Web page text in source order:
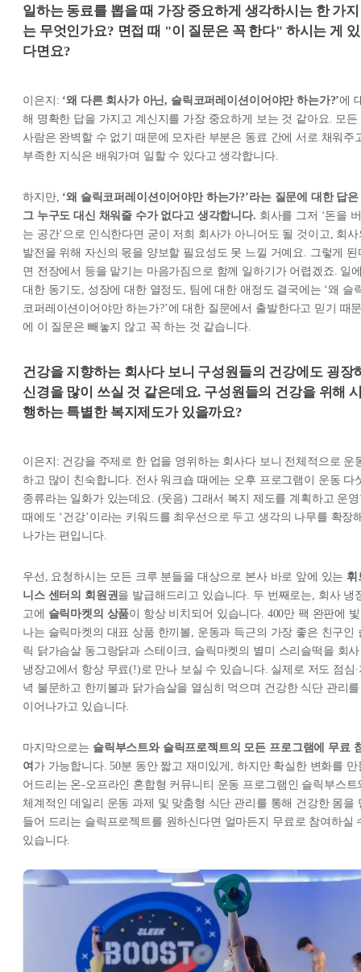
일하는 동료를 뽑을 때 가장 중요하게 생각하시는 한 가지
는 무엇인가요? 면접 때 "이 질문은 꼭 한다" 하시는 게 있
다면요?
이은지: ‘왜 다른 회사가 아닌, 슬릭코퍼레이션이어야만 하는가?’에
해 명확한 답을 가지고 계신지를 가장 중요하게 보는 것 같아요. 모든
사람은 완벽할 수 없기 때문에 모자란 부분은 동료 간에 서로 채워주
부족한 지식은 배워가며 일할 수 있다고 생각합니다.
하지만, ‘왜 슬릭코퍼레이션이어야만 하는가?’라는 질문에 대한 답은
그 누구도 대신 채워줄 수가 없다고 생각합니다. 회사를 그저 ‘돈을 버
는 공간’으로 인식한다면 굳이 저희 회사가 아니어도 될 것이고, 회사
발전을 위해 자신의 몫을 양보할 필요성도 못 느낄 거예요. 그렇게 된
면 전장에서 등을 맡기는 마음가짐으로 함께 일하기가 어렵겠죠. 일
대한 동기도, 성장에 대한 열정도, 팀에 대한 애정도 결국에는 ‘왜 슬
코퍼레이션이어야만 하는가?’에 대한 질문에서 출발한다고 믿기 때
에 이 질문은 빼놓지 않고 꼭 하는 것 같습니다.
건강을 지향하는 회사다 보니 구성원들의 건강에도 굉장
신경을 많이 쓰실 것 같은데요. 구성원들의 건강을 위해
행하는 특별한 복지제도가 있을까요?
이은지: 건강을 주제로 한 업을 영위하는 회사다 보니 전체적으로 운
하고 많이 친숙합니다. 전사 워크숍 때에는 오후 프로그램이 운동 다
종류라는 일화가 있는데요. (웃음) 그래서 복지 제도를 계획하고 운
때에도 ‘건강’이라는 키워드를 최우선으로 두고 생각의 나무를 확장
나가는 편입니다.
우선, 요청하시는 모든 크루 분들을 대상으로 본사 바로 앞에 있는 휘
니스 센터의 회원권 을 발급해드리고 있습니다. 두 번째로는, 회사 냉
고에 슬릭마켓의 상품이 항상 비치되어 있습니다. 400만 팩 완판에 빛
나는 슬릭마켓의 대표 상품 한끼볼, 운동과 득근의 가장 좋은 친구인
릭 닭가슴살 동그랑닭과 스테이크, 슬릭마켓의 별미 스리슬떡을 회사
냉장고에서 항상 무료(!)로 만나 보실 수 있습니다. 실제로 저도 점심∙
녁 불문하고 한끼볼과 닭가슴살을 열심히 먹으며 건강한 식단 관리를
이어나가고 있습니다.
마지막으로는 슬릭부스트와 슬릭프로젝트의 모든 프로그램에 무료
여 가 가능합니다. 50분 동안 짧고 재미있게, 하지만 확실한 변화를 만
어드리는 온-오프라인 혼합형 커뮤니티 운동 프로그램인 슬릭부스트
체계적인 데일리 운동 과제 및 맞춤형 식단 관리를 통해 건강한 몸을
들어 드리는 슬릭프로젝트를 원하신다면 얼마든지 무료로 참여하실
있습니다.